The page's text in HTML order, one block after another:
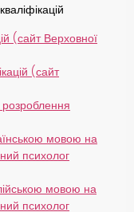
(сайт Верховної
(сайт
мовою на
психолог
мовою на
психолог